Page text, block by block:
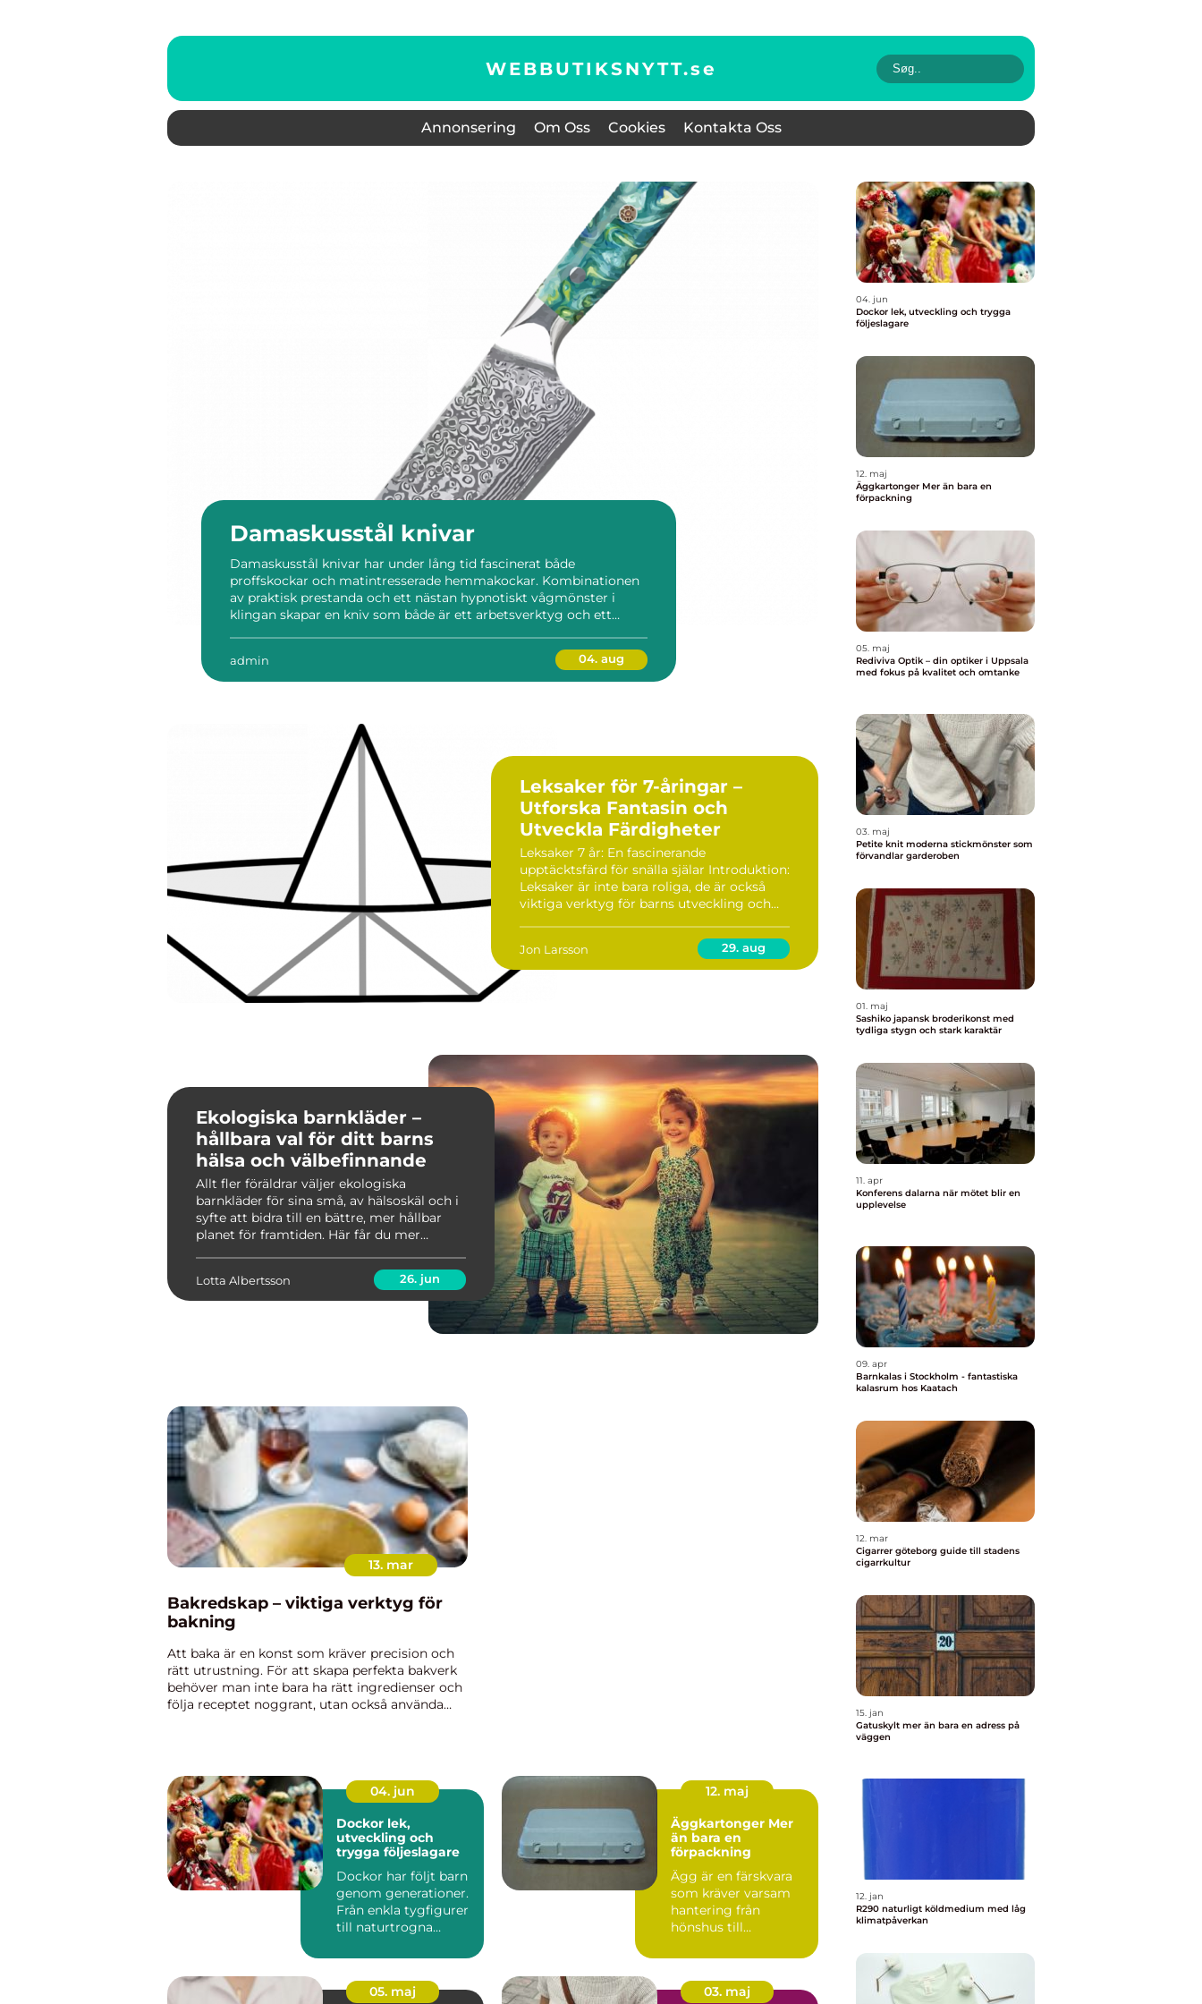
WEBBUTIKSNYTT.se
Annonsering Om Oss Cookies Kontakta Oss
Damaskusstål knivar
Damaskusstål knivar har under lång tid fascinerat både
proffskockar och matintresserade hemmakockar. Kombinationen
av praktisk prestanda och ett nästan hypnotiskt vågmönster i
klingan skapar en kniv som både är ett arbetsverktyg och ett
uppbyggda, hur de används och hur de ska skötas kan du gör...
admin 04. aug
Leksaker för 7-åringar –
Utforska Fantasin och
Utveckla Färdigheter
Leksaker 7 år: En fascinerande
upptäcktsfärd för snälla själar Introduktion:
Leksaker är inte bara roliga, de är också
viktiga verktyg för barns utveckling och
fas av sitt liv där de börjar utveckla sina k...
Jon Larsson 29. aug
Ekologiska barnkläder –
hållbara val för ditt barns
hälsa och välbefinnande
Allt fler föräldrar väljer ekologiska
barnkläder för sina små, av hälsoskäl och i
syfte att bidra till en bättre, mer hållbar
planet för framtiden. Här får du mer
Lotta Albertsson 26. jun
13. mar
Bakredskap – viktiga verktyg för
bakning
Att baka är en konst som kräver precision och
rätt utrustning. För att skapa perfekta bakverk
behöver man inte bara ha rätt ingredienser och
följa receptet noggrant, utan också använda
04. jun
Dockor lek,
utveckling och
trygga följeslagare
Dockor har följt barn
genom generationer.
Från enkla tygfigurer
till naturtrogna
12. maj
Äggkartonger Mer
än bara en
förpackning
Ägg är en färskvara
som kräver varsam
hantering från
hönshus till
om någon har ...
05. maj
03. maj
04. jun
Dockor lek, utveckling och trygga
följeslagare
12. maj
Äggkartonger Mer än bara en
förpackning
05. maj
Rediviva Optik – din optiker i Uppsala
med fokus på kvalitet och omtanke
03. maj
Petite knit moderna stickmönster som
förvandlar garderoben
01. maj
Sashiko japansk broderikonst med
tydliga stygn och stark karaktär
11. apr
Konferens dalarna när mötet blir en
upplevelse
09. apr
Barnkalas i Stockholm - fantastiska
kalasrum hos Kaatach
12. mar
Cigarrer göteborg guide till stadens
cigarrkultur
15. jan
Gatuskylt mer än bara en adress på
väggen
12. jan
R290 naturligt köldmedium med låg
klimatpåverkan